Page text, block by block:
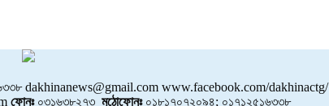
dakhinanews@gmail.com www.facebook.com/dakhinactg/
ফোনঃ০৩১৬৩৮২৭৩ মুঠোফোনঃ০১৮১৭০৭২০৯৪; ০১৭১২৫১৬৩৩৮